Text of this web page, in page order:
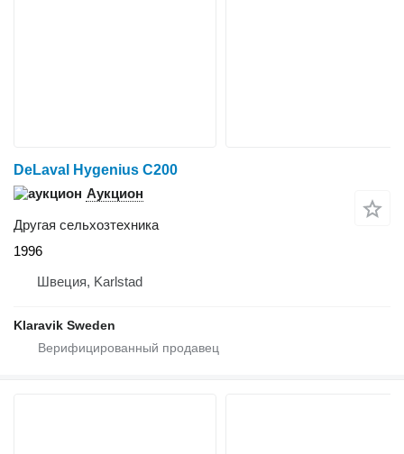
DeLaval Hygenius C200
Аукцион
Другая сельхозтехника
1996
Швеция, Karlstad
Klaravik Sweden